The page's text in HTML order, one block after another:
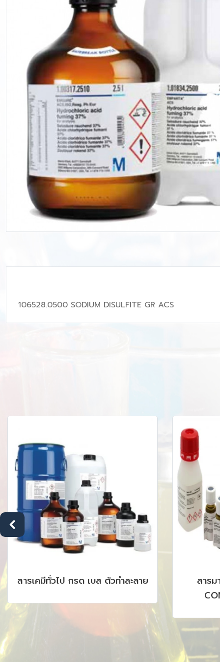
106528.0500 SODIUM DISULFITE GR ACS
สารเคมีทั่วไป กรด เบส ตัวทำละลาย
สารม
AAS,